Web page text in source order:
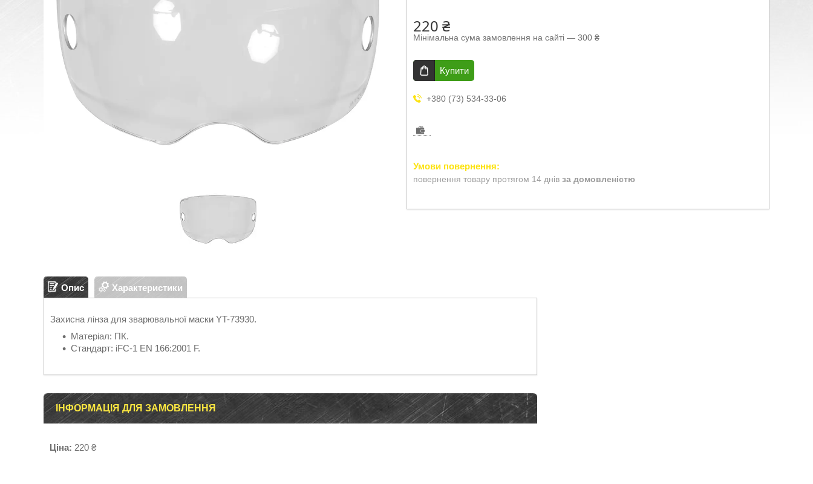
220 ₴
Мінімальна сума замовлення на сайті — 300 ₴
Купити
+380 (73) 534-33-06
повернення товару протягом 14 днів за домовленістю
Опис Характеристики
Захисна лінза для зварювальної маски YT-73930.
Матеріал: ПК.
Стандарт: iFC-1 EN 166:2001 F.
ІНФОРМАЦІЯ ДЛЯ ЗАМОВЛЕННЯ
Ціна: 220 ₴